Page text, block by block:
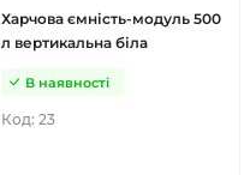
Харчова ємність-модуль 500
л вертикальна біла
Код: 23
В наявності